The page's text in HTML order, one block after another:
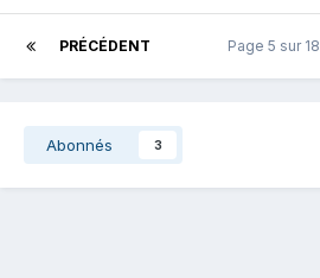
PRÉCÉDENT Page 5 sur 18
Abonnés 3